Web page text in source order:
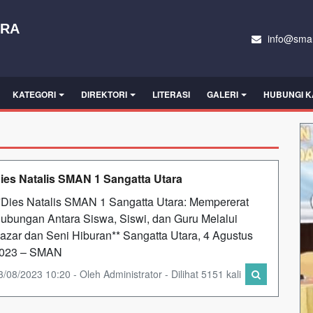
KATEGORI DIREKTORI LITERASI GALERI HUBUNGI
Natalis SMAN 1 Sangatta Utara
Natalis SMAN 1 Sangatta Utara: Mempererat
Antara Siswa, Siswi, dan Guru Melalui
dan Seni Hiburan** Sangatta Utara, 4 Agustus
– SMAN
08/2023 10:20 - Oleh Administrator - Dilihat 5151 kali